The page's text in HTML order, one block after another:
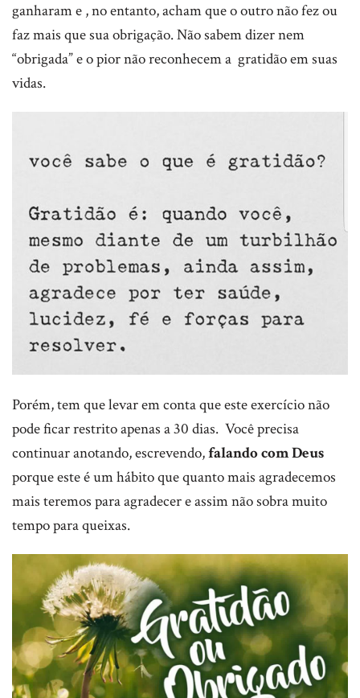
ganharam e , no entanto, acham que o outro não fez ou
faz mais que sua obrigação. Não sabem dizer nem
“obrigada” e o pior não reconhecem a gratidão em suas
vidas.
Porém, tem que levar em conta que este exercício não
pode ficar restrito apenas a 30 dias. Você precisa
continuar anotando, escrevendo,falando com Deus
porque este é um hábito que quanto mais agradecemos
mais teremos para agradecer e assim não sobra muito
tempo para queixas.